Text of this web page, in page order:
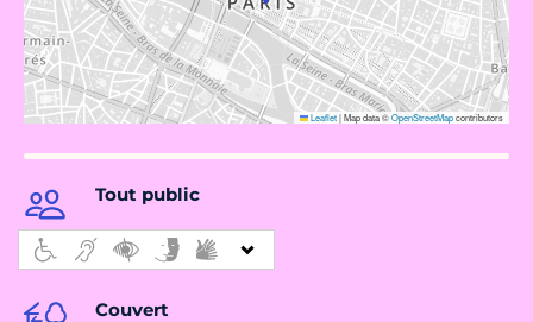
Leaflet|Map data ©OpenStreetMapcontributors
Tout public
Couvert